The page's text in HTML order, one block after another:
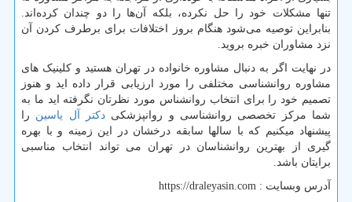
تنها مشکلات خود را حل نکرده، بلکه آن‌ها را دو چندان کرده‌اند.
بنابراین توصیه می‌شود هنگام بروز اختلافات برای برطرف کردن آن
نزد مشاوران خبره بروید.
در نهایت اگر به دنبال مشاوره خانواده در تهران هستید و کلینیک های
مشاوره روانشناسی مختلفی را مورد ارزیابی قرار داده اید و هنوز
تصمیم خود را برای انتخاب روانشناس مورد نظرتان نگرفته اید ما به
شما مرکز تخصصی روانشناسی و روانپزشکی دکتر آل یاسین را
پیشنهاد میکنیم که با سالها سابقه درخشان در این زمینه و با بهره
گیری از بهترین روانشناسان در تهران می تواند انتخاب مناسبی
برایتان باشد.
آدرس وبسایت : https://draleyasin.com